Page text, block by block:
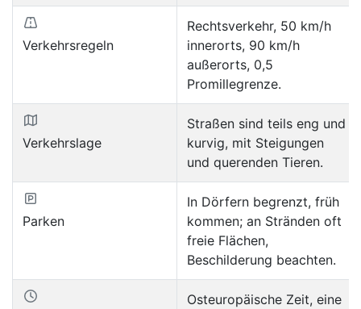
Verkehrsregeln
Rechtsverkehr, 50 km/h
innerorts, 90 km/h
außerorts, 0,5
Promillegrenze.
Verkehrslage
Straßen sind teils eng und
kurvig, mit Steigungen
und querenden Tieren.
Parken
In Dörfern begrenzt, früh
kommen; an Stränden oft
freie Flächen,
Beschilderung beachten.
Osteuropäische Zeit, eine